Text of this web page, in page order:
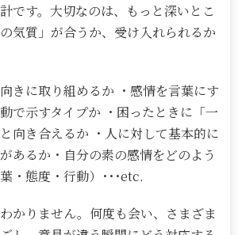
です。大切なのは、もっと深いとこ
気質」が合うか、受け入れられるか
きに取り組めるか ・感情を言葉にす
で示すタイプか ・困ったときに「一
向き合えるか ・人に対して基本的に
あるか・自分の素の感情をどのよう
・態度・行動）･･･etc.
かりません。何度も会い、さまざま